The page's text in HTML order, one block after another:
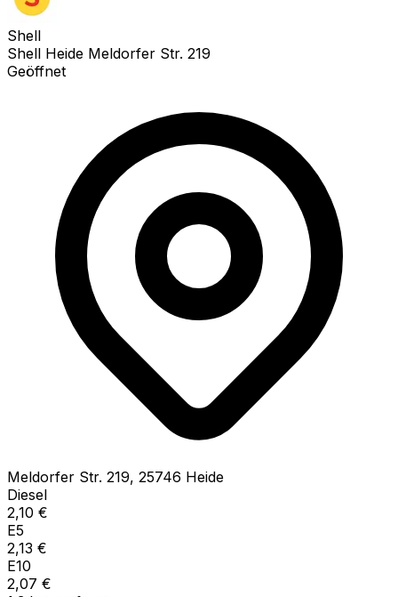
Shell
Shell Heide Meldorfer Str. 219
Geöffnet
Meldorfer Str. 219, 25746 Heide
Diesel
2,10 €
E5
2,13 €
E10
2,07 €